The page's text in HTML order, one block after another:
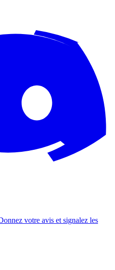
votre avis et signalez les